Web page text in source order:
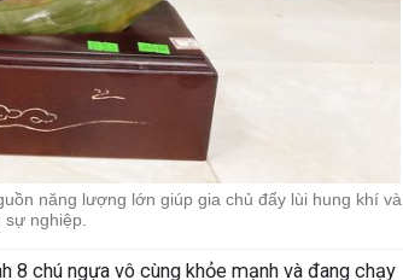
năng lượng lớn giúp gia chủ đẩy lùi hung khí và
sự nghiệp.
8 chú ngựa vô cùng khỏe mạnh và đang chạy